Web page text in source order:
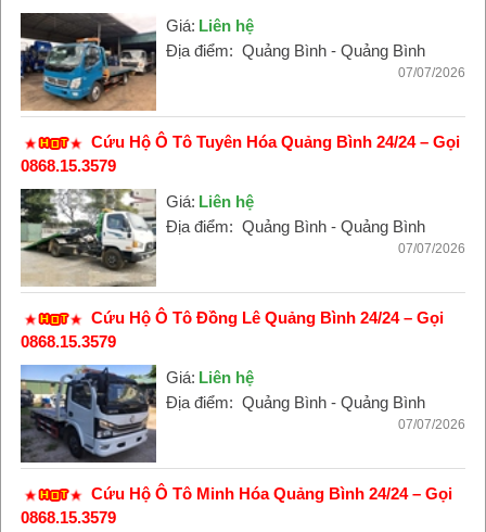
Giá: Liên hệ
Địa điểm: Quảng Bình - Quảng Bình
07/07/2026
Cứu Hộ Ô Tô Tuyên Hóa Quảng Bình 24/24 – Gọi
0868.15.3579
Giá: Liên hệ
Địa điểm: Quảng Bình - Quảng Bình
07/07/2026
Cứu Hộ Ô Tô Đồng Lê Quảng Bình 24/24 – Gọi
0868.15.3579
Giá: Liên hệ
Địa điểm: Quảng Bình - Quảng Bình
07/07/2026
Cứu Hộ Ô Tô Minh Hóa Quảng Bình 24/24 – Gọi
0868.15.3579